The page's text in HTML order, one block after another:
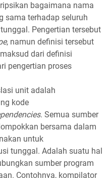
bagaimana nama
sama terhadap seluruh
Pengertian tersebut
, namun definisi tersebut
dari definisi
pengertian proses
unit adalah
kode
. Semua sumber
bersama dalam
untuk
tunggal. Adalah suatu hal
sumber program
Contohnya, kompilator